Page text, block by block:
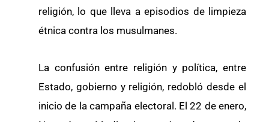
religión, lo que lleva a episodios de limpieza
étnica contra los musulmanes.
La confusión entre religión y política, entre
Estado, gobierno y religión, redobló desde el
inicio de la campaña electoral. El 22 de enero,